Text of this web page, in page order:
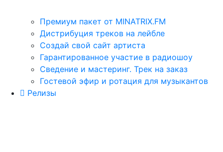
Премиум пакет от MINATRIX.FM
Дистрибуция треков на лейбле
Создай свой сайт артиста
Гарантированное участие в радиошоу
Сведение и мастеринг. Трек на заказ
Гостевой эфир и ротация для музыкантов
Релизы